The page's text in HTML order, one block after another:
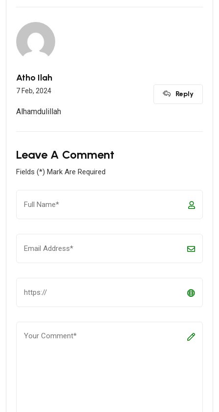
Atho Ilah
Reply
7 Feb, 2024
Alhamdulillah
Leave A Comment
Fields (*) Mark Are Required